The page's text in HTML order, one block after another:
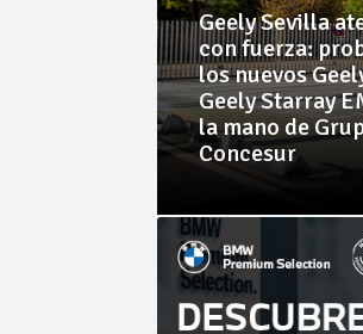
Geely Sevilla
con fuerza:
los nuevos
Geely Starray
la mano de
Concesur